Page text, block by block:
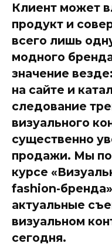
Клиент может
продукт и
всего лишь
модного
значение
на сайте и
следование
визуального
существенно
продажи. Мы
курсе
fashion-
актуальные
визуальном
сегодня.